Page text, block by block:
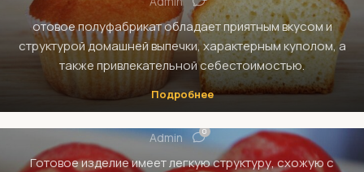
отовое полуфабрикат обладает приятным вкусом и
структурой домашней выпечки, характерным куполом, а
также привлекательной себестоимостью.
Подробнее
МАФФИНЫ, КЕКСЫ И КАПКЕЙКИ
Мини-маффины/капкейки на «Фортэ Лайт»
Admin 0
Готовое изделие имеет легкую структуру, схожую с